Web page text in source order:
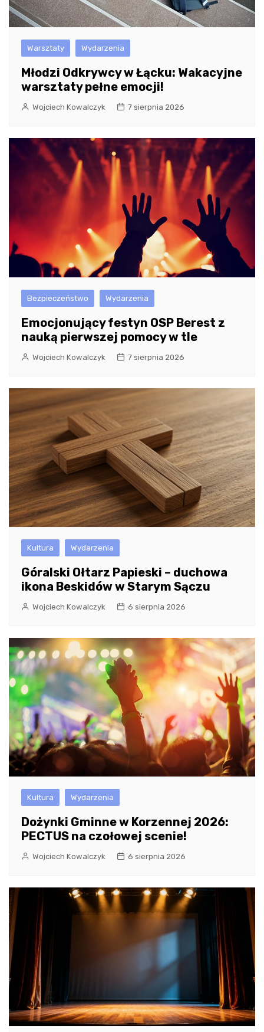
Warsztaty Wydarzenia
Młodzi Odkrywcy w Łącku: Wakacyjne
warsztaty pełne emocji!
Wojciech Kowalczyk 7 sierpnia 2026
Bezpieczeństwo Wydarzenia
Emocjonujący festyn OSP Berest z
nauką pierwszej pomocy w tle
Wojciech Kowalczyk 7 sierpnia 2026
Kultura Wydarzenia
Góralski Ołtarz Papieski – duchowa
ikona Beskidów w Starym Sączu
Wojciech Kowalczyk 6 sierpnia 2026
Kultura Wydarzenia
Dożynki Gminne w Korzennej 2026:
PECTUS na czołowej scenie!
Wojciech Kowalczyk 6 sierpnia 2026